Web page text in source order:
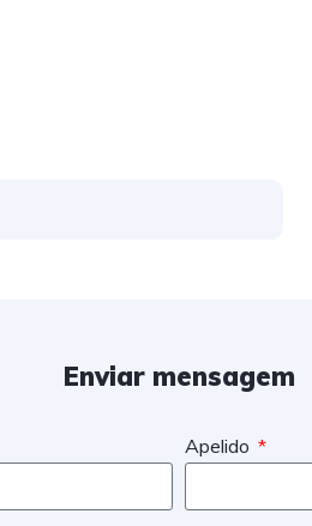
Enviar mensagem
Apelido